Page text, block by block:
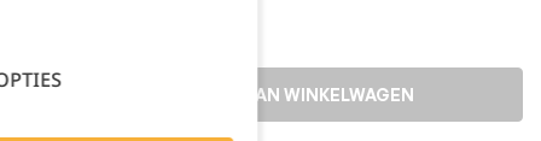
TOEVOEGEN AAN WINKELWAGEN